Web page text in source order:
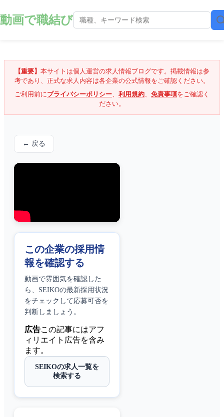
動画で職結び
【重要】 本サイトは個人運営の求人情報ブログです。掲載情報は参
考であり、正式な求人内容は各企業の公式情報をご確認ください。
ご利用前にプライバシーポリシー、 利用規約、 免責事項をご確認く
ださい。
← 戻る
この企業の採用情
報を確認する
動画で雰囲気を確認した
ら、 SEIKOの最新採用状況
をチェックして応募可否を
判断しましょう。
広告この記事にはアフ
ィリエイト広告を含み
ます。
SEIKOの求人一覧を
検索する